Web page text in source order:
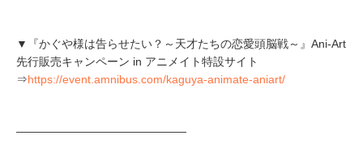
▼『かぐや様は告らせたい？～天才たちの恋愛頭脳戦～』Ani-Art
先行販売キャンペーン in アニメイト特設サイト
⇒https://event.amnibus.com/kaguya-animate-aniart/
―――――――――――――――